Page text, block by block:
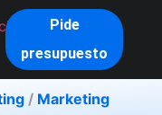
Pide
presupuesto
/ Marketing